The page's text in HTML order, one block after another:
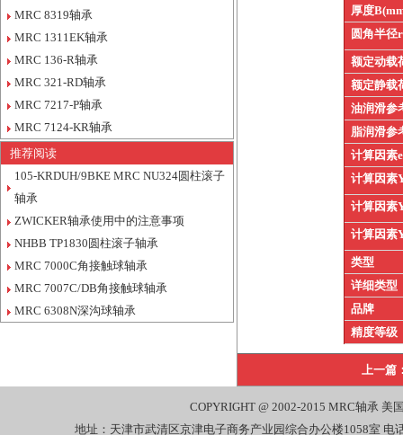
MRC 8319轴承
MRC 1311EK轴承
MRC 136-R轴承
MRC 321-RD轴承
MRC 7217-P轴承
MRC 7124-KR轴承
推荐阅读
105-KRDUH/9BKE MRC NU324圆柱滚子
轴承
ZWICKER轴承使用中的注意事项
NHBB TP1830圆柱滚子轴承
MRC 7000C角接触球轴承
MRC 7007C/DB角接触球轴承
MRC 6308N深沟球轴承
厚度
圆角半径r
额定动载
额定静载
油润滑参
脂润滑参
计算因素e
计算因素
计算因素
计算因素
类型
详细类型
品牌
精度等级
上一篇
COPYRIGHT @ 2002-2015 MRC轴承 美
地址：天津市武清区京津电子商务产业园综合办公楼1058室 电